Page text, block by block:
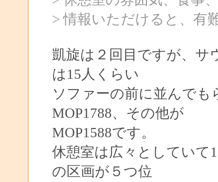
> 情報いただけると、有
凱旋は２回目ですが、サ
は15人くらい
ソファーの前に並んでも
MOP1788、その他が
MOP1588です。
休憩室は広々としていて
の区画が５つ位